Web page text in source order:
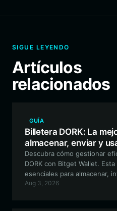
SIGUE LEYENDO
Artículos
relacionados
GUÍA
Billetera DORK: La
almacenar, enviar y
Descubra cómo gestionar
DORK con Bitget Wallet.
esenciales para almacenar,
el ecosistema DORK LORD
Aug 3, 2026